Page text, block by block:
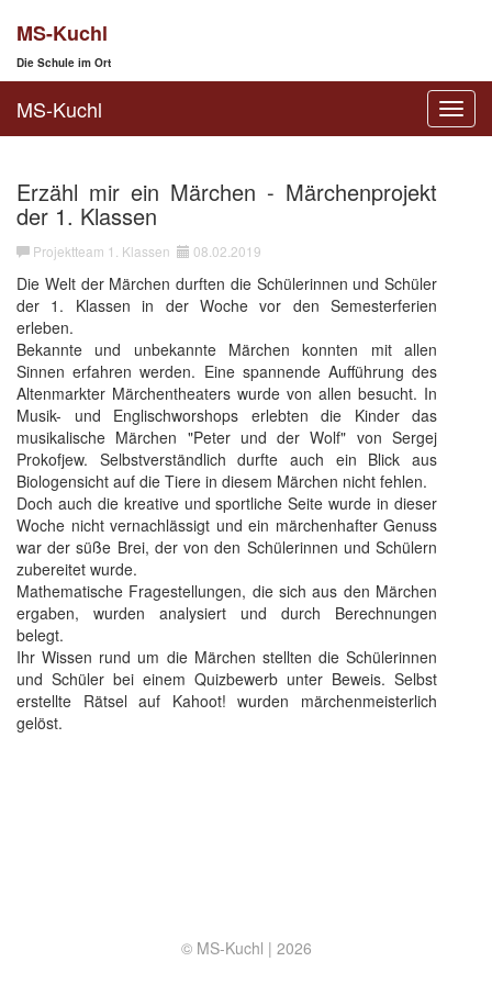
MS-Kuchl
Die Schule im Ort
MS-Kuchl
Erzähl mir ein Märchen - Märchenprojekt
der 1. Klassen
Projektteam 1. Klassen 08.02.2019
Die Welt der Märchen durften die Schülerinnen und Schüler
der 1. Klassen in der Woche vor den Semesterferien
erleben.
Bekannte und unbekannte Märchen konnten mit allen
Sinnen erfahren werden. Eine spannende Aufführung des
Altenmarkter Märchentheaters wurde von allen besucht. In
Musik- und Englischworshops erlebten die Kinder das
musikalische Märchen "Peter und der Wolf" von Sergej
Prokofjew. Selbstverständlich durfte auch ein Blick aus
Biologensicht auf die Tiere in diesem Märchen nicht fehlen.
Doch auch die kreative und sportliche Seite wurde in dieser
Woche nicht vernachlässigt und ein märchenhafter Genuss
war der süße Brei, der von den Schülerinnen und Schülern
zubereitet wurde.
Mathematische Fragestellungen, die sich aus den Märchen
ergaben, wurden analysiert und durch Berechnungen
belegt.
Ihr Wissen rund um die Märchen stellten die Schülerinnen
und Schüler bei einem Quizbewerb unter Beweis. Selbst
erstellte Rätsel auf Kahoot! wurden märchenmeisterlich
gelöst.
© MS-Kuchl | 2026